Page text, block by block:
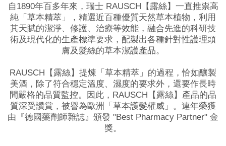
自1890年百多年來，瑞士 RAUSCH【露絲】一直推祟高
純「草本精萃」，精選近百種優質天然草本植物，利用
其天賦的潔淨、修護、治療等效能，融合先進的科研技
術及現代化的生產標準要求，配製出各種針對性護理頭
膚及髮絲的草本潔護產品。
RAUSCH【露絲】提煉「草本精萃」的過程，恰如釀製
美酒，除了符合穩定溫度、濕度的要求外，還要作長時
間嚴格的品質監控。因此，RAUSCH【露絲】產品的品
質深受讚賞，被譽為歐洲「草本護髮權威」。連年榮獲
由『德國藥劑師雜誌』頒發 "Best Pharmacy Partner" 金
獎。